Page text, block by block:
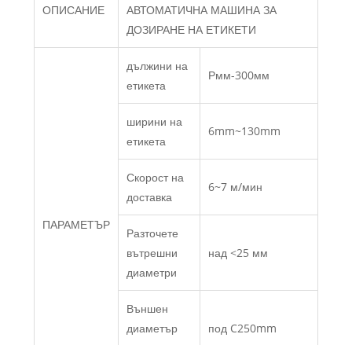
ОПИСАНИЕ
АВТОМАТИЧНА МАШИНА ЗА
ДОЗИРАНЕ НА ЕТИКЕТИ
ПАРАМЕТЪР
дължини на
етикета
Рмм-300мм
ширини на
етикета
6mm~130mm
Скорост на
доставка
6~7 м/мин
Разточете
вътрешни
диаметри
над <25 мм
Външен
диаметър
под C250mm